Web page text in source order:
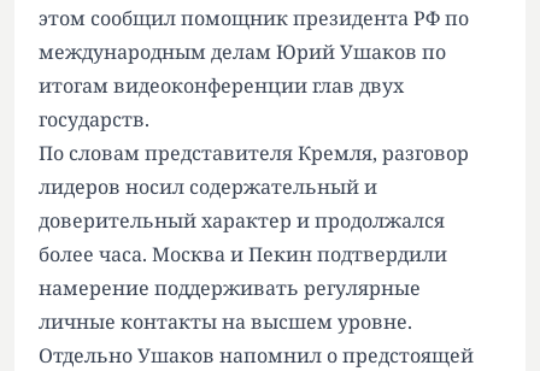
этом сообщил помощник президента РФ по
международным делам Юрий Ушаков по
итогам видеоконференции глав двух
государств.
По словам представителя Кремля, разговор
лидеров носил содержательный и
доверительный характер и продолжался
более часа. Москва и Пекин подтвердили
намерение поддерживать регулярные
личные контакты на высшем уровне.
Отдельно Ушаков напомнил о предстоящей